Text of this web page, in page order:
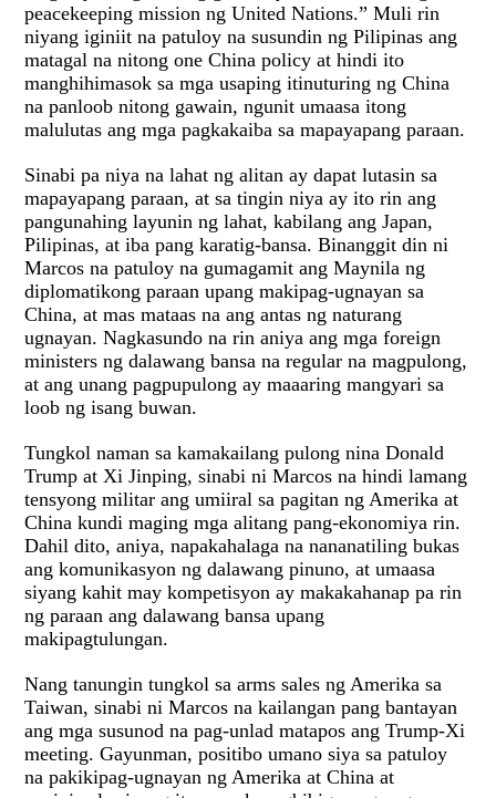
peacekeeping mission ng United Nations.” Muli rin
niyang iginiit na patuloy na susundin ng Pilipinas ang
matagal na nitong one China policy at hindi ito
manghihimasok sa mga usaping itinuturing ng China
na panloob nitong gawain, ngunit umaasa itong
malulutas ang mga pagkakaiba sa mapayapang paraan.
Sinabi pa niya na lahat ng alitan ay dapat lutasin sa
mapayapang paraan, at sa tingin niya ay ito rin ang
pangunahing layunin ng lahat, kabilang ang Japan,
Pilipinas, at iba pang karatig-bansa. Binanggit din ni
Marcos na patuloy na gumagamit ang Maynila ng
diplomatikong paraan upang makipag-ugnayan sa
China, at mas mataas na ang antas ng naturang
ugnayan. Nagkasundo na rin aniya ang mga foreign
ministers ng dalawang bansa na regular na magpulong,
at ang unang pagpupulong ay maaaring mangyari sa
loob ng isang buwan.
Tungkol naman sa kamakailang pulong nina Donald
Trump at Xi Jinping, sinabi ni Marcos na hindi lamang
tensyong militar ang umiiral sa pagitan ng Amerika at
China kundi maging mga alitang pang-ekonomiya rin.
Dahil dito, aniya, napakahalaga na nananatiling bukas
ang komunikasyon ng dalawang pinuno, at umaasa
siyang kahit may kompetisyon ay makakahanap pa rin
ng paraan ang dalawang bansa upang
makipagtulungan.
Nang tanungin tungkol sa arms sales ng Amerika sa
Taiwan, sinabi ni Marcos na kailangan pang bantayan
ang mga susunod na pag-unlad matapos ang Trump-Xi
meeting. Gayunman, positibo umano siya sa patuloy
na pakikipag-ugnayan ng Amerika at China at